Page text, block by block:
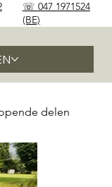
☏ 047 1971524
(BE)
delen